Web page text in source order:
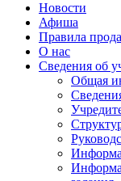
Новости
Афиша
Правила
О нас
Сведения об
Общая